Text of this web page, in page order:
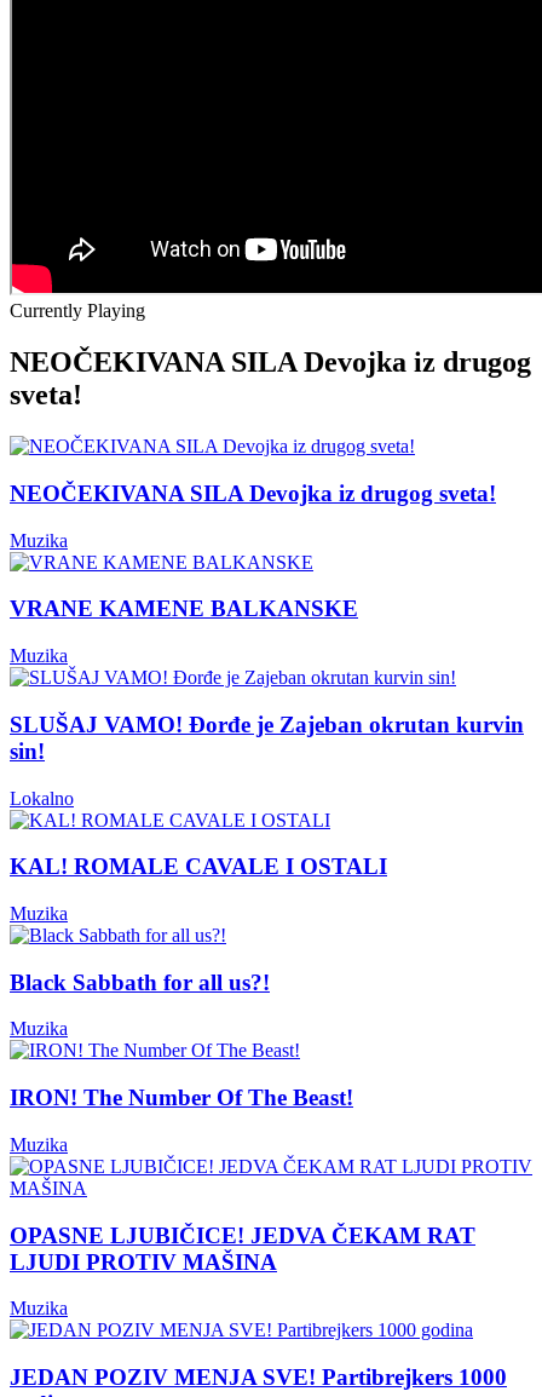
Currently Playing
NEOČEKIVANA SILA Devojka iz drugog
sveta!
NEOČEKIVANA SILA Devojka iz drugog sveta!
Muzika
VRANE KAMENE BALKANSKE
Muzika
SLUŠAJ VAMO! Đorđe je Zajeban okrutan kurvin
sin!
Lokalno
KAL! ROMALE CAVALE I OSTALI
Muzika
Black Sabbath for all us?!
Muzika
IRON! The Number Of The Beast!
Muzika
OPASNE LJUBIČICE! JEDVA ČEKAM RAT
LJUDI PROTIV MAŠINA
Muzika
JEDAN POZIV MENJA SVE! Partibrejkers 1000